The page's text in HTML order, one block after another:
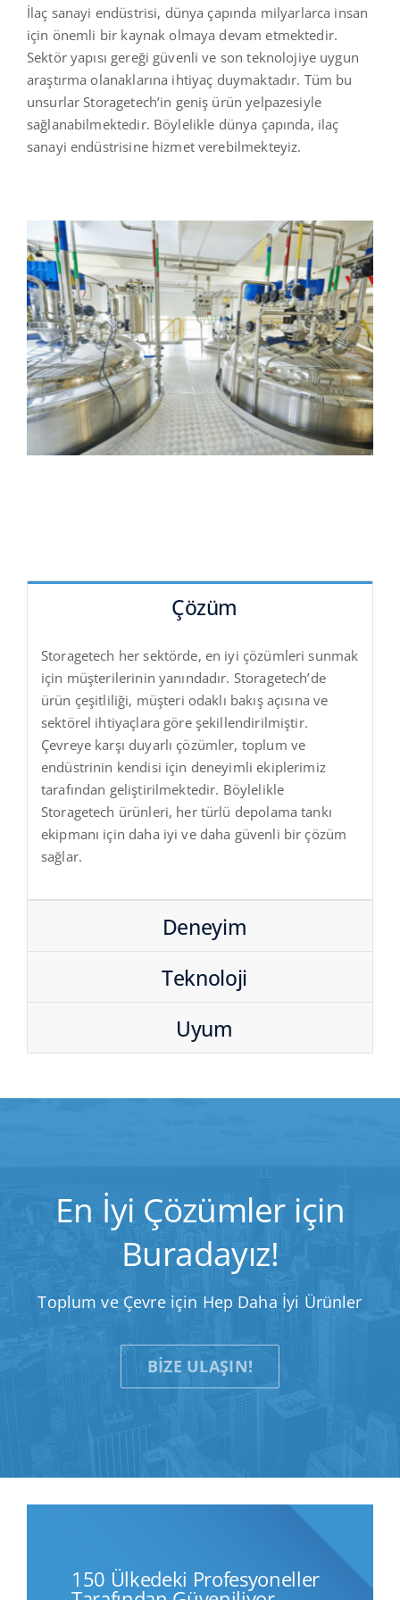
Türkçe
İlaç sanayi endüstrisi, dünya çapında milyarlarca insan
için önemli bir kaynak olmaya devam etmektedir.
Sektör yapısı gereği güvenli ve son teknolojiye uygun
araştırma olanaklarına ihtiyaç duymaktadır. Tüm bu
unsurlar Storagetech’in geniş ürün yelpazesiyle
sağlanabilmektedir. Böylelikle dünya çapında, ilaç
sanayi endüstrisine hizmet verebilmekteyiz.
Çözüm
Storagetech her sektörde, en iyi çözümleri sunmak
için müşterilerinin yanındadır. Storagetech’de
ürün çeşitliliği, müşteri odaklı bakış açısına ve
sektörel ihtiyaçlara göre şekillendirilmiştir.
Çevreye karşı duyarlı çözümler, toplum ve
endüstrinin kendisi için deneyimli ekiplerimiz
tarafından geliştirilmektedir. Böylelikle
Storagetech ürünleri, her türlü depolama tankı
ekipmanı için daha iyi ve daha güvenli bir çözüm
sağlar.
Deneyim
Teknoloji
Uyum
En İyi Çözümler için
Buradayız!
Toplum ve Çevre için Hep Daha İyi Ürünler
BIZE ULAŞIN!
150 Ülkedeki Profesyoneller